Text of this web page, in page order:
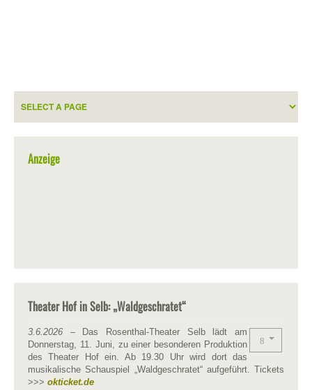
Anzeige
Theater Hof in Selb: „Waldgeschratet“
3.6.2026 – Das Rosenthal-Theater Selb lädt am
Donnerstag, 11. Juni, zu einer besonderen Produktion
des Theater Hof ein. Ab 19.30 Uhr wird dort das
musikalische Schauspiel „Waldgeschratet“ aufgeführt. Tickets
>>> okticket.de